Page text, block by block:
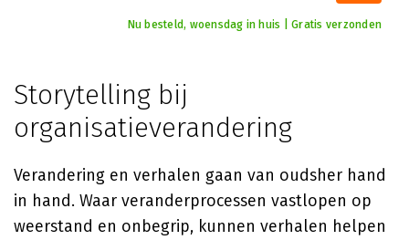
Nu besteld, woensdag in huis | Gratis verzonden
Storytelling bij
organisatieverandering
Verandering en verhalen gaan van oudsher hand
in hand. Waar veranderprocessen vastlopen op
weerstand en onbegrip, kunnen verhalen helpen